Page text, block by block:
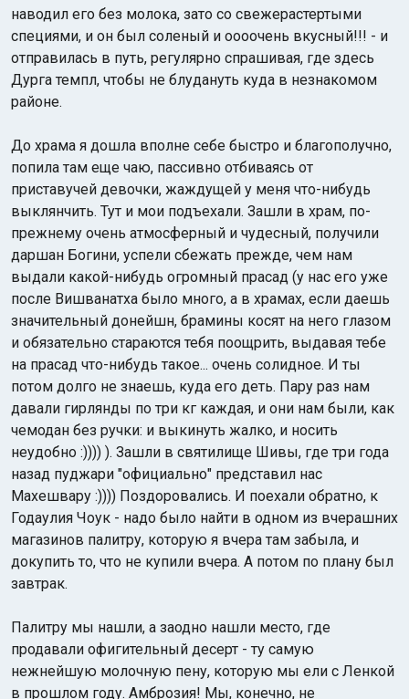
наводил его без молока, зато со свежерастертыми
специями, и он был соленый и оооочень вкусный!!! - и
отправилась в путь, регулярно спрашивая, где здесь
Дурга темпл, чтобы не блудануть куда в незнакомом
районе.
До храма я дошла вполне себе быстро и благополучно,
попила там еще чаю, пассивно отбиваясь от
приставучей девочки, жаждущей у меня что-нибудь
выклянчить. Тут и мои подъехали. Зашли в храм, по-
прежнему очень атмосферный и чудесный, получили
даршан Богини, успели сбежать прежде, чем нам
выдали какой-нибудь огромный прасад (у нас его уже
после Вишванатха было много, а в храмах, если даешь
значительный донейшн, брамины косят на него глазом
и обязательно стараются тебя поощрить, выдавая тебе
на прасад что-нибудь такое... очень солидное. И ты
потом долго не знаешь, куда его деть. Пару раз нам
давали гирлянды по три кг каждая, и они нам были, как
чемодан без ручки: и выкинуть жалко, и носить
неудобно :)))) ). Зашли в святилище Шивы, где три года
назад пуджари "официально" представил нас
Махешвару :)))) Поздоровались. И поехали обратно, к
Годаулия Чоук - надо было найти в одном из вчерашних
магазинов палитру, которую я вчера там забыла, и
докупить то, что не купили вчера. А потом по плану был
завтрак.
Палитру мы нашли, а заодно нашли место, где
продавали офигительный десерт - ту самую
нежнейшую молочную пену, которую мы ели с Ленкой
в прошлом году. Амброзия! Мы, конечно, не